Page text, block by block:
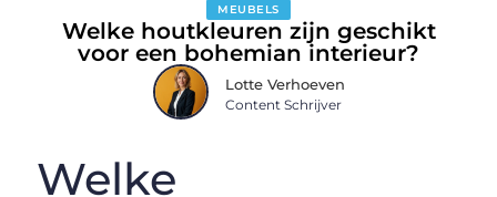
MEUBELS
Welke houtkleuren zijn geschikt
voor een bohemian interieur?
Lotte Verhoeven
Content Schrijver
Welke